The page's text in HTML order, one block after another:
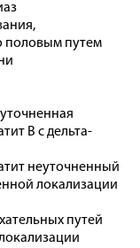
половым путем
B с дельта-
неуточненный
локализации
путей